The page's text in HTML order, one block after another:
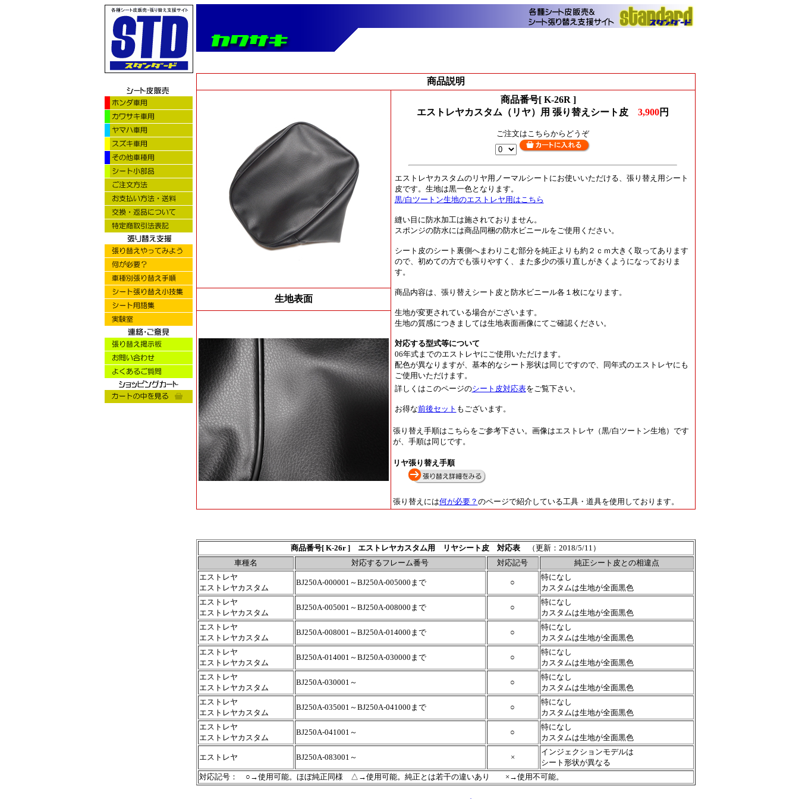
商品説明
商品番号[ K-26R ]
エストレヤカスタム（リヤ）用 張り替えシート皮
3,900円
ご注文はこちらからどうぞ
エストレヤカスタムのリヤ用ノーマルシートにお使いいただける、張り替え用シート
皮です。生地は黒一色となります。
黒/白ツートン生地のエストレヤ用はこちら
縫い目に防水加工は施されておりません。
スポンジの防水には商品同梱の防水ビニールをご使用ください。
シート皮のシート裏側へまわりこむ部分を純正よりも約２ｃｍ大きく取ってあります
ので、初めての方でも張りやすく、また多少の張り直しがきくよう になっておりま
す。
商品内容は、張り替えシート皮と防水ビニール各１枚になります。
生地が変更されている場合がございます。
生地の質感につきましては生地表面画像にてご確認ください。
対応する型式等について
06年式までのエストレヤにご使用いただけます。
配色が異なりますが、基本的なシート形状は同じですので、同年式のエストレヤにも
ご使用いただけます。
詳しくはこのページのシート皮対応表をご覧下さい。
お得な前後セット もございます。
張り替え手順はこちらをご参考下さい。画像はエストレヤ（黒/白ツートン生地）です
が、手順は同じです。
リヤ張り替え手順
張り替えには何が必要？ のページで紹介している工具・道具を使用しております。
生地表面
商品番号[ K-26r ] エストレヤカスタム用 リヤシート皮 対応表
（更新：2018/5/11）
車種名
対応するフレーム番号 対応記号
純正シート皮との相違点
エストレヤ
エストレヤカスタム
BJ250A-000001～BJ250A-005000まで ○
特になし
カスタムは生地が全面黒色
エストレヤ
エストレヤカスタム
BJ250A-005001～BJ250A-008000まで ○
特になし
カスタムは生地が全面黒色
エストレヤ
エストレヤカスタム
BJ250A-008001～BJ250A-014000まで ○
特になし
カスタムは生地が全面黒色
エストレヤ
エストレヤカスタム
BJ250A-014001～BJ250A-030000まで ○
特になし
カスタムは生地が全面黒色
エストレヤ
エストレヤカスタム
BJ250A-030001～ ○
特になし
カスタムは生地が全面黒色
エストレヤ
エストレヤカスタム
BJ250A-035001～BJ250A-041000まで ○
特になし
カスタムは生地が全面黒色
エストレヤ
エストレヤカスタム
BJ250A-041001～ ○
特になし
カスタムは生地が全面黒色
エストレヤ BJ250A-083001～ ×
インジェクションモデルは
シート形状が異なる
対応記号： ○→使用可能。ほぼ純正同様 △→使用可能。純正とは若干の違いあり ×→使用不可能。